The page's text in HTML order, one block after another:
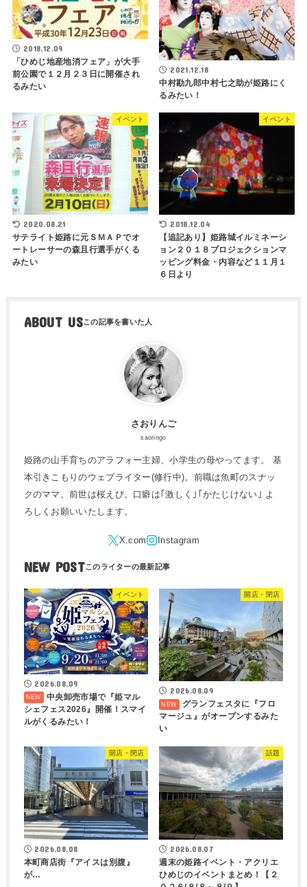
2018.12.09
「ひめじ地産地消フェア」が大手
前公園で１２月２３日に開催され
るみたい
2021.12.18
中村勘九郎中村七之助が姫路にく
るみたい！
イベント
2020.08.21
サテライト姫路に元ＳＭＡＰでオ
ートレーサーの森且行選手がくる
みたい
イベント
2018.12.04
【追記あり】姫路城イルミネーシ
ョン２０１８プロジェクションマ
ッピング料金・内容など１１月１
６日より
ABOUT US
さおりんご
saoringo
姫路の山手育ちのアラフォー主婦、小学生の母やってます。 基
本引きこもりのウェブライター(修行中)。前職は魚町のスナッ
クのママ。前世は桜えび。口癖は｢激しく｣｢かたじけない｣ よ
ろしくお願いいたします。
NEW POST
イベント
2026.08.09
中央卸売市場で『姫マル
シェフェス2026』開催！スマイ
ルがくるみたい！
開店・閉店
2026.08.09
グランフェスタに『フロ
マージュ』がオープンするみた
い
開店・閉店
2026.08.08
本町商店街『アイスは別腹』
が…
話題
2026.08.07
週末の姫路イベント・アクリエ
ひめじのイベントまとめ！【２